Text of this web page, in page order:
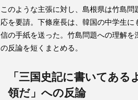
このような主張に対し、島根県は竹島
応を要請。下條座長は、韓国の中学生
信の手紙を送った。竹島問題への理解
の反論を短くまとめる。
「三国史記に書いてあ
領だ」への反論